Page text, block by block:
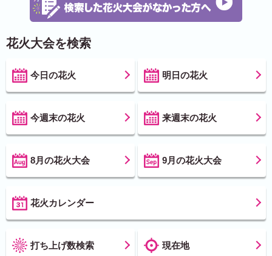
花火大会を検索
今日の花火 明日の花火
今週末の花火 来週末の花火
8月の花火大会 9月の花火大会
花火カレンダー
打ち上げ数検索 現在地